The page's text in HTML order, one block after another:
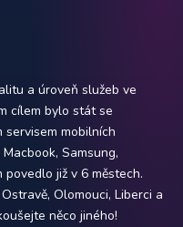
a úroveň služeb ve
cílem bylo stát se
mobilních
Samsung,
již v 6 městech.
Olomouci, Liberci a
něco jiného!